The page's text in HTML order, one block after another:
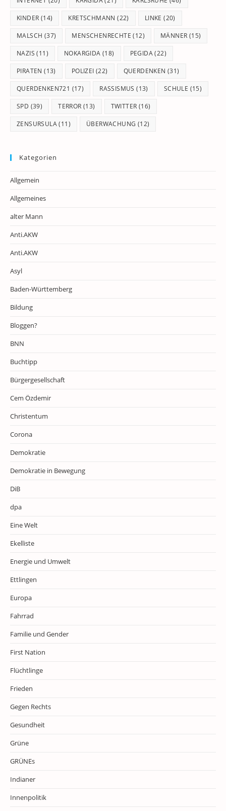
KINDER (14) KRETSCHMANN (22) LINKE (20)
MALSCH (37) MENSCHENRECHTE (12) MÄNNER (15)
NAZIS (11) NOKARGIDA (18) PEGIDA(22)
PIRATEN (13) POLIZEI (22) QUERDENKEN (31)
QUERDENKEN721 (17) RASSISMUS (13) SCHULE (15)
SPD (39) TERROR (13) TWITTER (16)
ZENSURSULA(11) ÜBERWACHUNG (12)
Kategorien
Allgemein
Allgemeines
alter Mann
Anti.AKW
Anti.AKW
Asyl
Baden-Württemberg
Bildung
Bloggen?
BNN
Buchtipp
Bürgergesellschaft
Cem Özdemir
Christentum
Corona
Demokratie
Demokratie in Bewegung
DiB
dpa
Eine Welt
Ekelliste
Energie und Umwelt
Ettlingen
Europa
Fahrrad
Familie und Gender
First Nation
Flüchtlinge
Frieden
Gegen Rechts
Gesundheit
Grüne
GRÜNEs
Indianer
Innenpolitik